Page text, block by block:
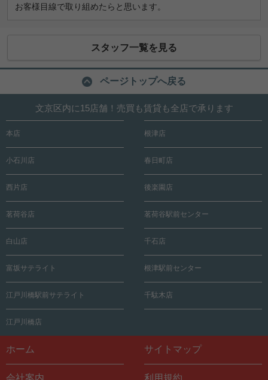
お客様目線で取り組めたらと思います。
スタッフ一覧を見る
ページトップへ戻る
文京区内に15店舗！売買も賃貸も全店で承ります
本店 根津店
小石川店 春日町店
西片店 後楽園店
茗荷谷店 茗荷谷駅前センター
白山店 千石店
富坂サテライト 根津駅前センター
江戸川橋駅前サテライト 千駄木店
江戸川橋店
ホーム サイトマップ
会社案内 利用規約